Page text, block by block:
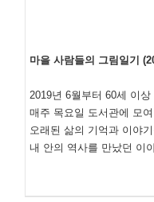
마을 사람들의 그림일기
2019년 6월부터 60세 이상
매주 목요일 도서관에 모
오래된 삶의 기억과 이야
내 안의 역사를 만났던 이